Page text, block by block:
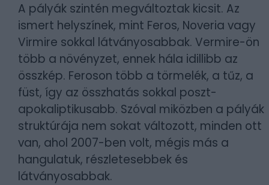
A pályák szintén megváltoztak kicsit. Az
ismert helyszínek, mint Feros, Noveria vagy
Virmire sokkal látványosabbak. Vermire-ön
több a növényzet, ennek hála idillibb az
összkép. Feroson több a törmelék, a tűz, a
füst, így az összhatás sokkal poszt-
apokaliptikusabb. Szóval miközben a pályák
struktúrája nem sokat változott, minden ott
van, ahol 2007-ben volt, mégis más a
hangulatuk, részletesebbek és
látványosabbak.